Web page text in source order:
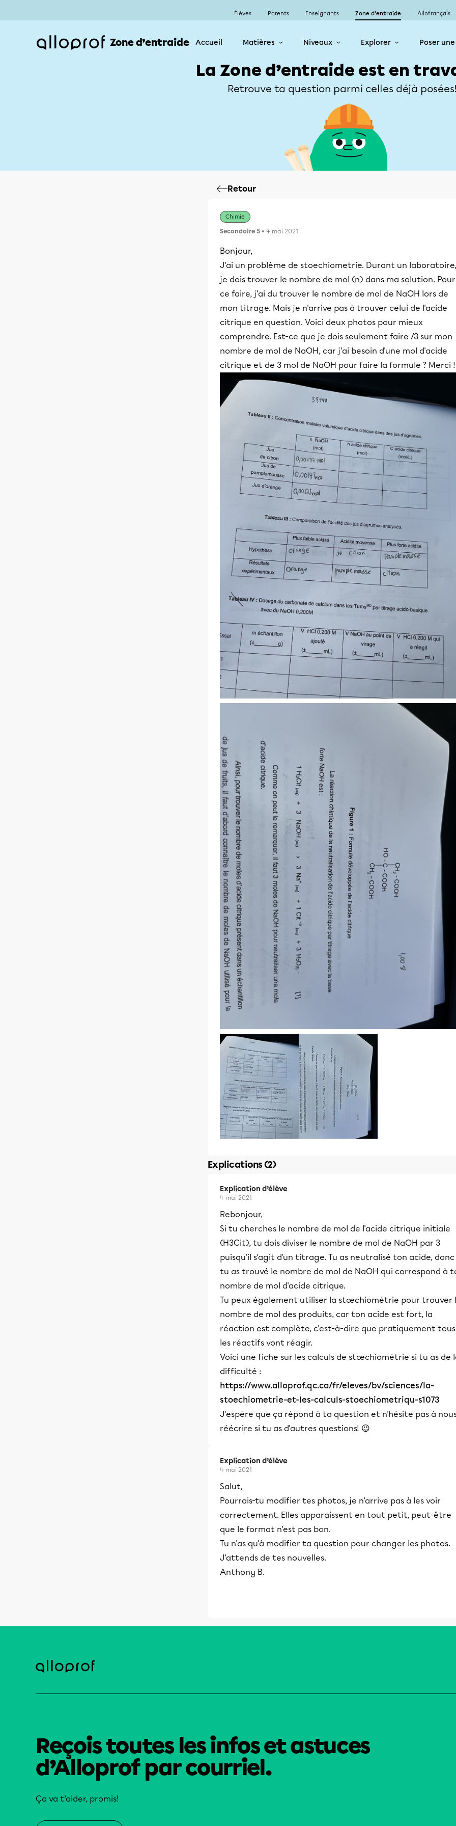
Élèves Parents Enseignants Zone d’entraide Allofrançais
Zone d’entraide Accueil Matières Niveaux Explorer Poser
La Zone d’entraide est en
Retrouve ta question parmi celles déjà
Retour
Chimie
Secondaire 5 • 4 mai 2021
Bonjour,
J'ai un problème de stoechiometrie. Durant un laboratoire,
je dois trouver le nombre de mol (n) dans ma solution. Pour
ce faire, j'ai du trouver le nombre de mol de NaOH lors de
mon titrage. Mais je n'arrive pas à trouver celui de l'acide
citrique en question. Voici deux photos pour mieux
comprendre. Est-ce que je dois seulement faire /3 sur mon
nombre de mol de NaOH, car j'ai besoin d'une mol d'acide
citrique et de 3 mol de NaOH pour faire la formule ? Merci !
Explications (2)
Explication d’élève
4 mai 2021
Rebonjour,
Si tu cherches le nombre de mol de l'acide citrique initiale
(H3Cit), tu dois diviser le nombre de mol de NaOH par 3
puisqu'il s'agit d'un titrage. Tu as neutralisé ton acide, donc
tu as trouvé le nombre de mol de NaOH qui correspond à
nombre de mol d'acide citrique.
Tu peux également utiliser la stœchiométrie pour trouver
nombre de mol des produits, car ton acide est fort, la
réaction est complète, c'est-à-dire que pratiquement tous
les réactifs vont réagir.
Voici une fiche sur les calculs de stœchiométrie si tu as de
difficulté :
https://www.alloprof.qc.ca/fr/eleves/bv/sciences/la-
stoechiometrie-et-les-calculs-stoechiometriqu-s1073
J'espère que ça répond à ta question et n'hésite pas à
réécrire si tu as d'autres questions! 😉
Explication d’élève
4 mai 2021
Salut,
Pourrais-tu modifier tes photos, je n'arrive pas à les voir
correctement. Elles apparaissent en tout petit, peut-être
que le format n'est pas bon.
Tu n'as qu'à modifier ta question pour changer les photos.
J'attends de tes nouvelles.
Anthony B.
Reçois toutes les infos et astuces
d’Alloprof par courriel.
Ça va t’aider, promis!